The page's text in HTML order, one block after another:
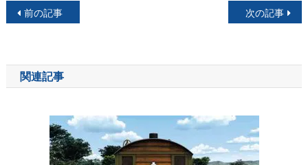
投
ナ
ビ
前の記事 次の記事
関連記事